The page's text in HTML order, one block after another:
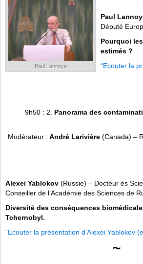
Paul Lannoye
Paul
Député
Pourquoi
estimés ?
“Ecouter la
9h50 : 2. Panorama des
Modérateur : André Larivière(Canada) –
Alexei Yablokov (Russie) – Docteur ès
Conseiller de l’Académie des Sciences de
Diversité des conséquences
Tchernobyl.
“Ecouter la présentation d’Alexei Yablokov
~